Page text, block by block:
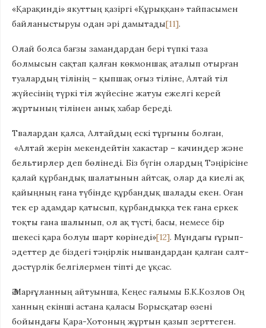
«Қарақинді» якуттың қазіргі «Құрыққан» тайпасымен
байланыстыруы одан әрі дамытады[11].
Олай болса бағзы замандардан бері түпкі таза
болмысын сақтап қалған көкмоншақ аталып отырған
туалардың тілінің – қыпшақ оғыз тіліне, Алтай тіл
жүйесінің түркі тіл жүйесіне жатуы ежелгі керей
жұртының тілінен анық хабар береді.
Твалардан қалса, Алтайдың ескі тұрғыны болған,
«Алтай жерін мекендейтін хакастар – качиндер және
бельтирлер деп бөлінеді. Біз бүгін олардың Тәңірісіне
қалай құрбандық шалатынын айтсақ, олар да киелі ақ
қайыңның ғана түбінде құрбандық шалады екен. Оған
тек ер адамдар қатысып, құрбандыққа тек ғана еркек
тоқты ғана шалынып, ол ақ түсті, басы, немесе бір
шекесі қара болуы шарт көрінеді»[12]. Мұндағы ғұрып-
әдеттер де біздегі тәңірлік нышандардан қалған салт-
дәстүрлік белгілермен тіпті де ұқсас.
Ә.Марғұланның айтуынша, Кеңес ғалымы Б.К.Козлов Оң
ханның екінші астана қаласы Борысқатар өзені
бойындағы Қара-Хотоның жұртын қазып зерттеген.